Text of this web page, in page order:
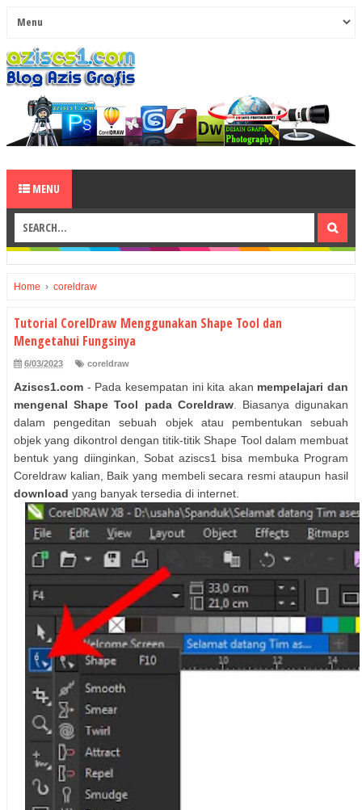
MENU
Home › coreldraw
Tutorial CorelDraw Menggunakan Shape Tool dan
Mengetahui Fungsinya
6/03/2023 coreldraw
Aziscs1.com - Pada kesempatan ini kita akan mempelajari dan
mengenal Shape Tool pada Coreldraw. Biasanya digunakan
dalam pengeditan sebuah objek atau pembentukan sebuah
objek yang dikontrol dengan titik-titik Shape Tool dalam membuat
bentuk yang diinginkan, Sobat aziscs1 bisa membuka Program
Coreldraw kalian, Baik yang membeli secara resmi ataupun hasil
download yang banyak tersedia di internet.